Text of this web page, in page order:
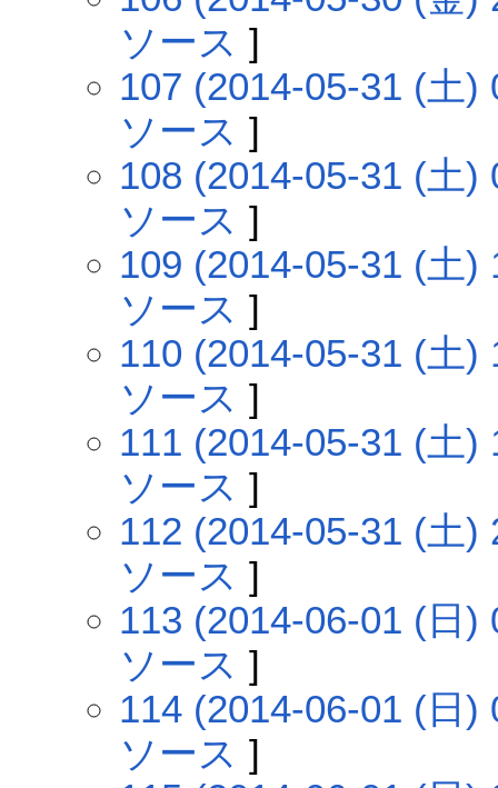
ソース ]
107 (2014-05-31 (土)
ソース ]
108 (2014-05-31 (土)
ソース ]
109 (2014-05-31 (土)
ソース ]
110 (2014-05-31 (土)
ソース ]
111 (2014-05-31 (土)
ソース ]
112 (2014-05-31 (土)
ソース ]
113 (2014-06-01 (日)
ソース ]
114 (2014-06-01 (日)
ソース ]